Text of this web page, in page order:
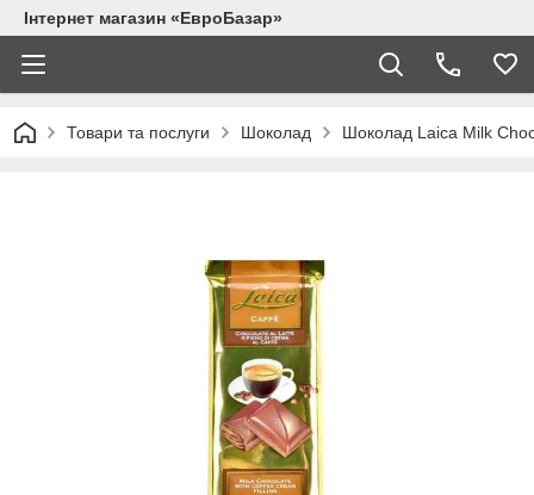
Інтернет магазин «ЕвроБазар»
Товари та послуги Шоколад Шоколад Laica Milk